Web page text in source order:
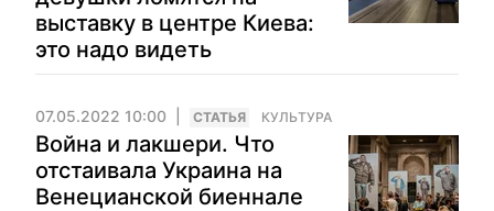
выставку в центре Киева:
это надо видеть
07.05.2022 10:00 CТАТЬЯ КУЛЬТУРА
Война и лакшери. Что
отстаивала Украина на
Венецианской биеннале